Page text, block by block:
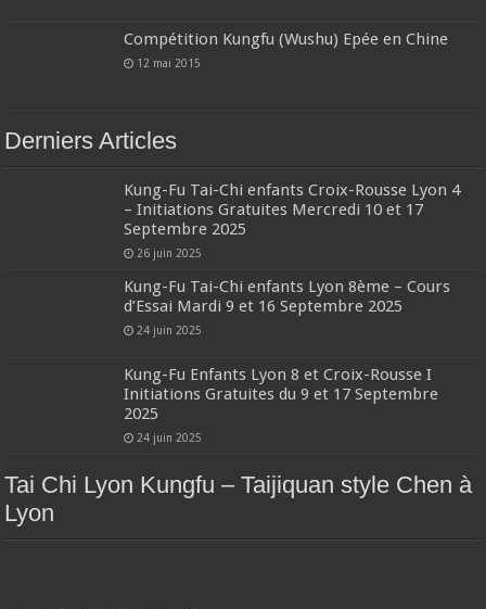
Compétition Kungfu (Wushu) Epée en Chine
12 mai 2015
Derniers Articles
Kung-Fu Tai-Chi enfants Croix-Rousse Lyon 4
– Initiations Gratuites Mercredi 10 et 17
Septembre 2025
26 juin 2025
Kung-Fu Tai-Chi enfants Lyon 8ème – Cours
d’Essai Mardi 9 et 16 Septembre 2025
24 juin 2025
Kung-Fu Enfants Lyon 8 et Croix-Rousse I
Initiations Gratuites du 9 et 17 Septembre
2025
24 juin 2025
Tai Chi Lyon Kungfu – Taijiquan style Chen à
Lyon